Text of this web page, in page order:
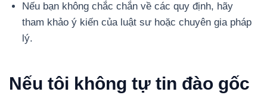
Nếu bạn không chắc chắn về các quy định, hãy
tham khảo ý kiến của luật sư hoặc chuyên gia pháp
lý.
Nếu tôi không tự tin đào gốc